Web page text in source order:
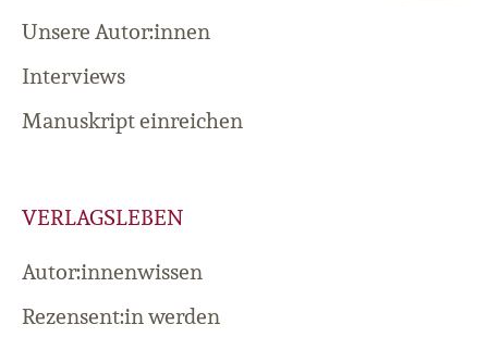
Unsere Autor:innen
Interviews
Manuskript einreichen
VERLAGSLEBEN
Autor:innenwissen
Rezensent:in werden